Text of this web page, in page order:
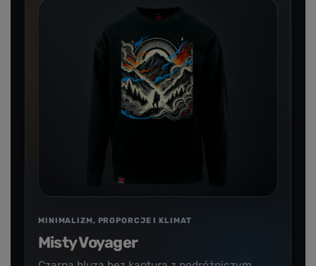
MINIMALIZM, PROPORCJE I KLIMAT
Misty Voyager